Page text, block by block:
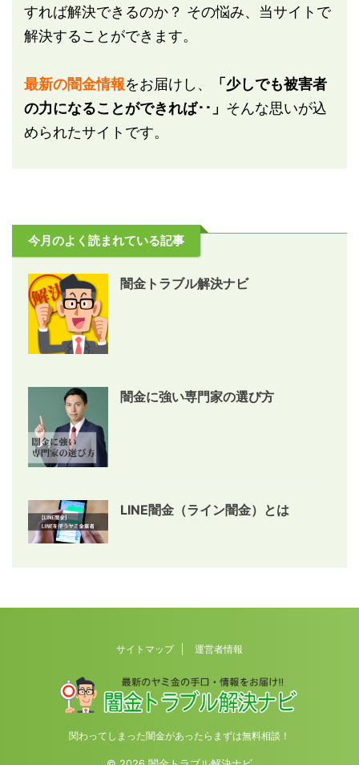
すれば解決できるのか？ その悩み、当サイトで
解決することができます。
最新の闇金情報をお届けし、
「少しでも被害者
の力になることができれば･･」 そんな思いが込
められたサイトです。
今月のよく読まれている記事
闇金トラブル解決ナビ
闇金に強い専門家の選び方
LINE闇金（ライン闇金）とは
サイトマップ 運営者情報
関わってしまった闇金があったらまずは無料相談！